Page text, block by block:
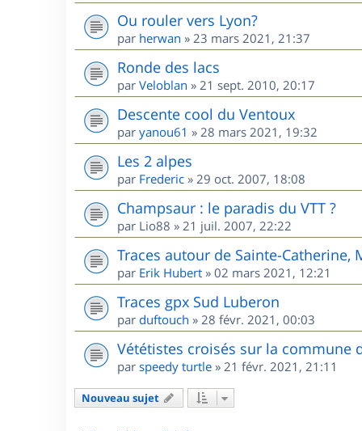
Ou rouler vers Lyon?
par herwan » 23 mars 2021, 21:37
Ronde des lacs
par Veloblan » 21 sept. 2010, 20:17
Descente cool du Ventoux
par yanou61 » 28 mars 2021, 19:32
Les 2 alpes
par Frederic » 29 oct. 2007, 18:08
Champsaur : le paradis du VTT ?
par Lio88 » 21 juil. 2007, 22:22
Traces autour de Sainte-Catherine,
par Erik Hubert » 02 mars 2021, 12:21
Traces gpx Sud Luberon
par duftouch » 28 févr. 2021, 00:03
Vététistes croisés sur la commune
par speedy turtle » 21 févr. 2021, 21:11
Nouveau sujet